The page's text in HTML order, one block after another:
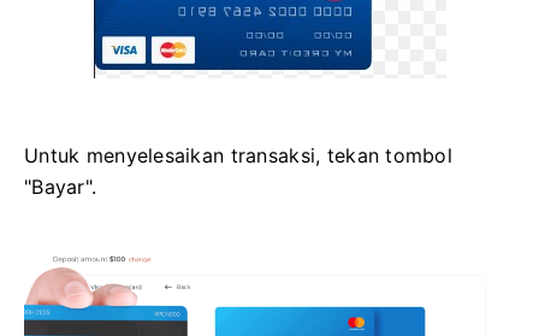
Untuk menyelesaikan transaksi, tekan tombol
"Bayar".